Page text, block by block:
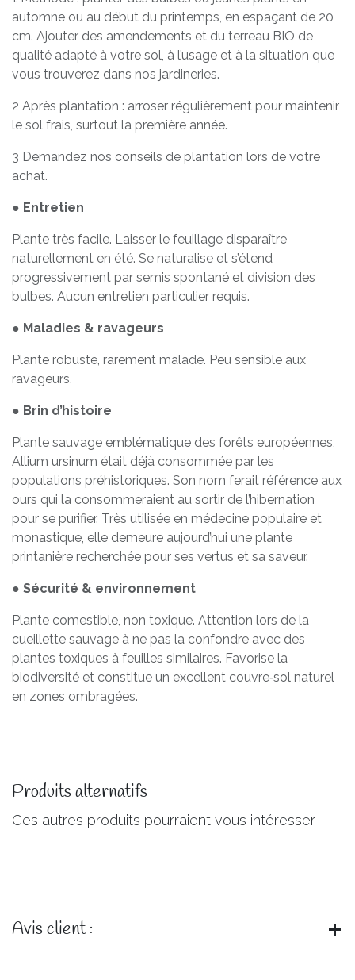
automne ou au début du printemps, en espaçant de 20
cm. Ajouter des amendements et du terreau BIO de
qualité adapté à votre sol, à l’usage et à la situation que
vous trouverez dans nos jardineries.
2 Après plantation : arroser régulièrement pour maintenir
le sol frais, surtout la première année.
3 Demandez nos conseils de plantation lors de votre
achat.
● Entretien
Plante très facile. Laisser le feuillage disparaître
naturellement en été. Se naturalise et s’étend
progressivement par semis spontané et division des
bulbes. Aucun entretien particulier requis.
● Maladies & ravageurs
Plante robuste, rarement malade. Peu sensible aux
ravageurs.
● Brin d’histoire
Plante sauvage emblématique des forêts européennes,
Allium ursinum était déjà consommée par les
populations préhistoriques. Son nom ferait référence aux
ours qui la consommeraient au sortir de l’hibernation
pour se purifier. Très utilisée en médecine populaire et
monastique, elle demeure aujourd’hui une plante
printanière recherchée pour ses vertus et sa saveur.
● Sécurité & environnement
Plante comestible, non toxique. Attention lors de la
cueillette sauvage à ne pas la confondre avec des
plantes toxiques à feuilles similaires. Favorise la
biodiversité et constitue un excellent couvre‑sol naturel
en zones ombragées.
Produits alternatifs
Ces autres produits pourraient vous intéresser
Avis client :